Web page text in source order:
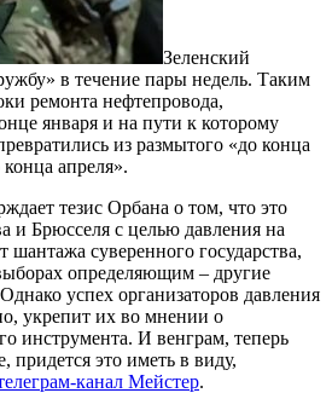
Зеленский
в течение пары недель. Таким
ремонта нефтепровода,
января и на пути к которому
из размытого «до конца
апреля».
тезис Орбана о том, что это
и Брюсселя с целью давления на
суверенного государства,
определяющим – другие
успех организаторов давления
укрепит их во мнении о
инструмента. И венграм, теперь
придется это иметь в виду,
канал Мейстер.